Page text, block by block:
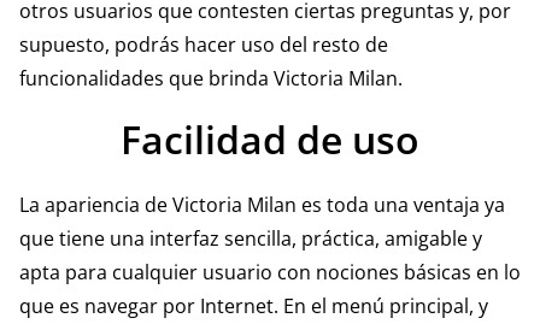
otros usuarios que contesten ciertas preguntas y, por
supuesto, podrás hacer uso del resto de
funcionalidades que brinda Victoria Milan.
Facilidad de uso
La apariencia de Victoria Milan es toda una ventaja ya
que tiene una interfaz sencilla, práctica, amigable y
apta para cualquier usuario con nociones básicas en lo
que es navegar por Internet. En el menú principal, y